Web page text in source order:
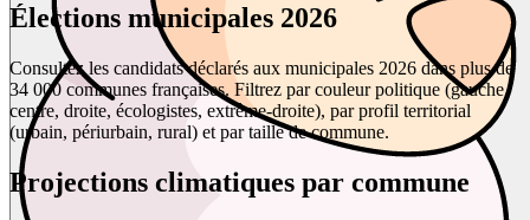
Élections municipales 2026
Consultez les candidats déclarés aux municipales 2026 dans plus de
34 000 communes françaises. Filtrez par couleur politique (gauche,
centre, droite, écologistes, extrême-droite), par profil territorial
(urbain, périurbain, rural) et par taille de commune.
Projections climatiques par commune